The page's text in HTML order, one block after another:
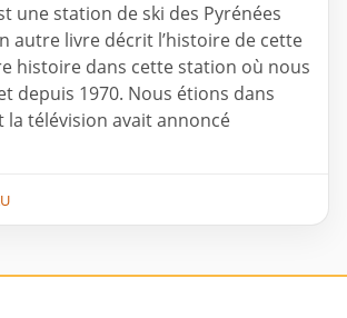
une station de ski des Pyrénées
autre livre décrit l’histoire de cette
histoire dans cette station où nous
depuis 1970. Nous étions dans
la télévision avait annoncé